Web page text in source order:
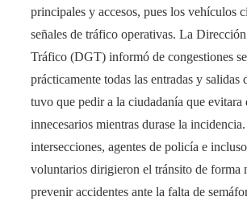
principales y accesos, pues los vehículos
señales de tráfico operativas. La
Tráfico (DGT) informó de congestiones
prácticamente todas las entradas y salidas
tuvo que pedir a la ciudadanía que evitara
innecesarios mientras durase la
intersecciones, agentes de policía e
voluntarios dirigieron el tránsito de forma
prevenir accidentes ante la falta de